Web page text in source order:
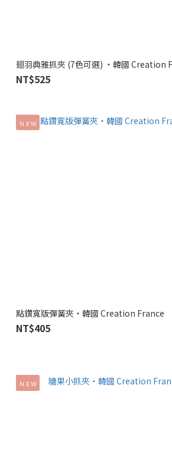
翅羽典雅抓夾 (7色可選) ‧韓國 Creation
NT$525
ＮＥＷ
點鑽寬版彈簧夾‧韓國 Creation France
NT$405
ＮＥＷ